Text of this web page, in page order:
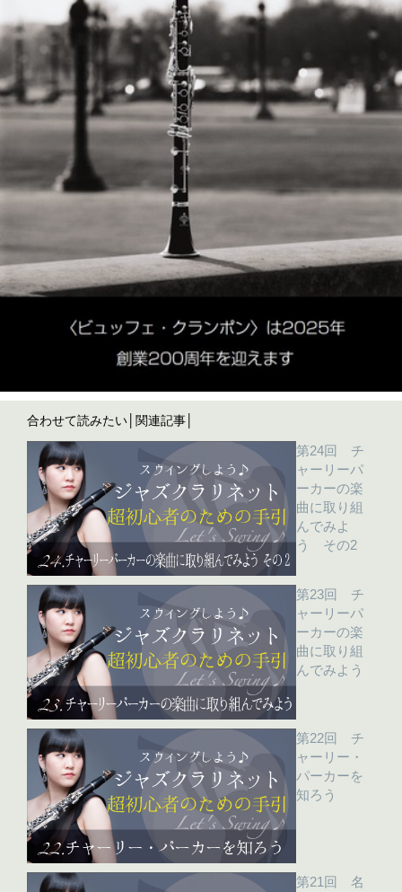
合わせて読みたい│関連記事│
第24回 チ
ャーリーパ
ーカーの楽
曲に取り組
んでみよ
う その2
第23回 チ
ャーリーパ
ーカーの楽
曲に取り組
んでみよう
第22回 チ
ャーリー・
パーカーを
知ろう
第21回 名